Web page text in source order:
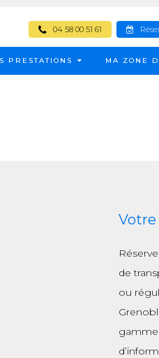
04 58 00 51 61
PRESTATIONS MA ZONE
Votre
de
ou
gamme